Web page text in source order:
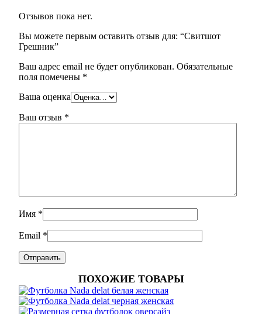
Отзывов пока нет.
Вы можете первым оставить отзыв для: “Свитшот
Грешник”
Ваш адрес email не будет опубликован. Обязательные
поля помечены *
Ваша оценка
Ваш отзыв *
Имя *
Email *
ПОХОЖИЕ ТОВАРЫ